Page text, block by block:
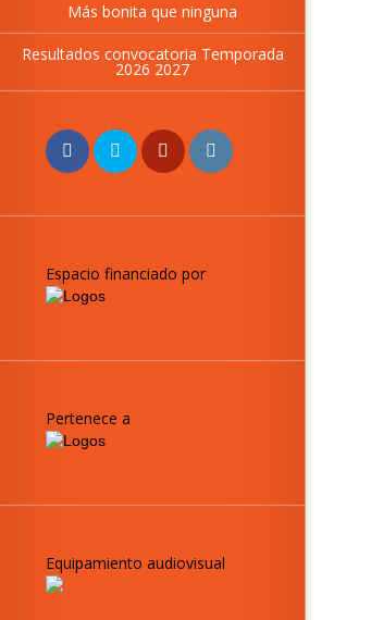
Más bonita que ninguna
Resultados convocatoria Temporada
2026 2027
Espacio financiado por
Pertenece a
Equipamiento audiovisual